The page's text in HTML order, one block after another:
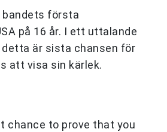
bandets första
på 16 år. I ett uttalande
är sista chansen för
att visa sin kärlek.
chance to prove that you